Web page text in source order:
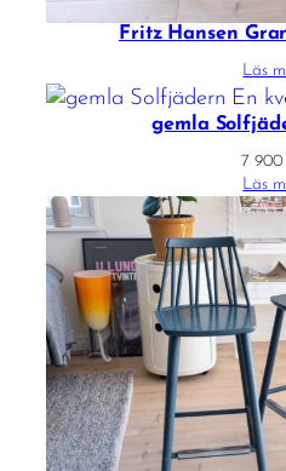
Fritz Hansen
Läs
gemla
7 900
Läs